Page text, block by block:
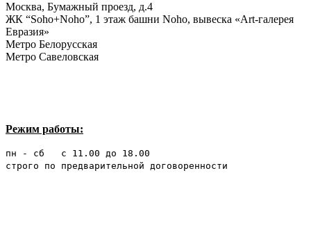
Москва, Бумажный проезд, д.4
ЖК “Soho+Noho”, 1 этаж башни Noho, вывеска «Art-галерея
Евразия»
Метро Белорусская
Метро Савеловская
Режим работы:
пн - сб с 11.00 до 18.00
строго по предварительной договоренности